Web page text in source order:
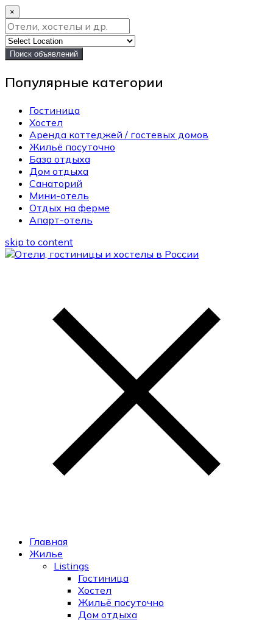
×
Поиск объявлений
Популярные категории
Гостиница
Хостел
Аренда коттеджей / гостевых домов
Жильё посуточно
База отдыха
Дом отдыха
Санаторий
Мини-отель
Отдых на ферме
Апарт-отель
skip to content
Главная
Жилье
Listings
Гостиница
Хостел
Жильё посуточно
Дом отдыха